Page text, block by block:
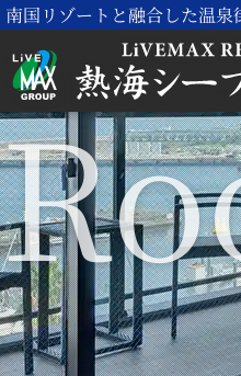
南国リゾートと融合した温